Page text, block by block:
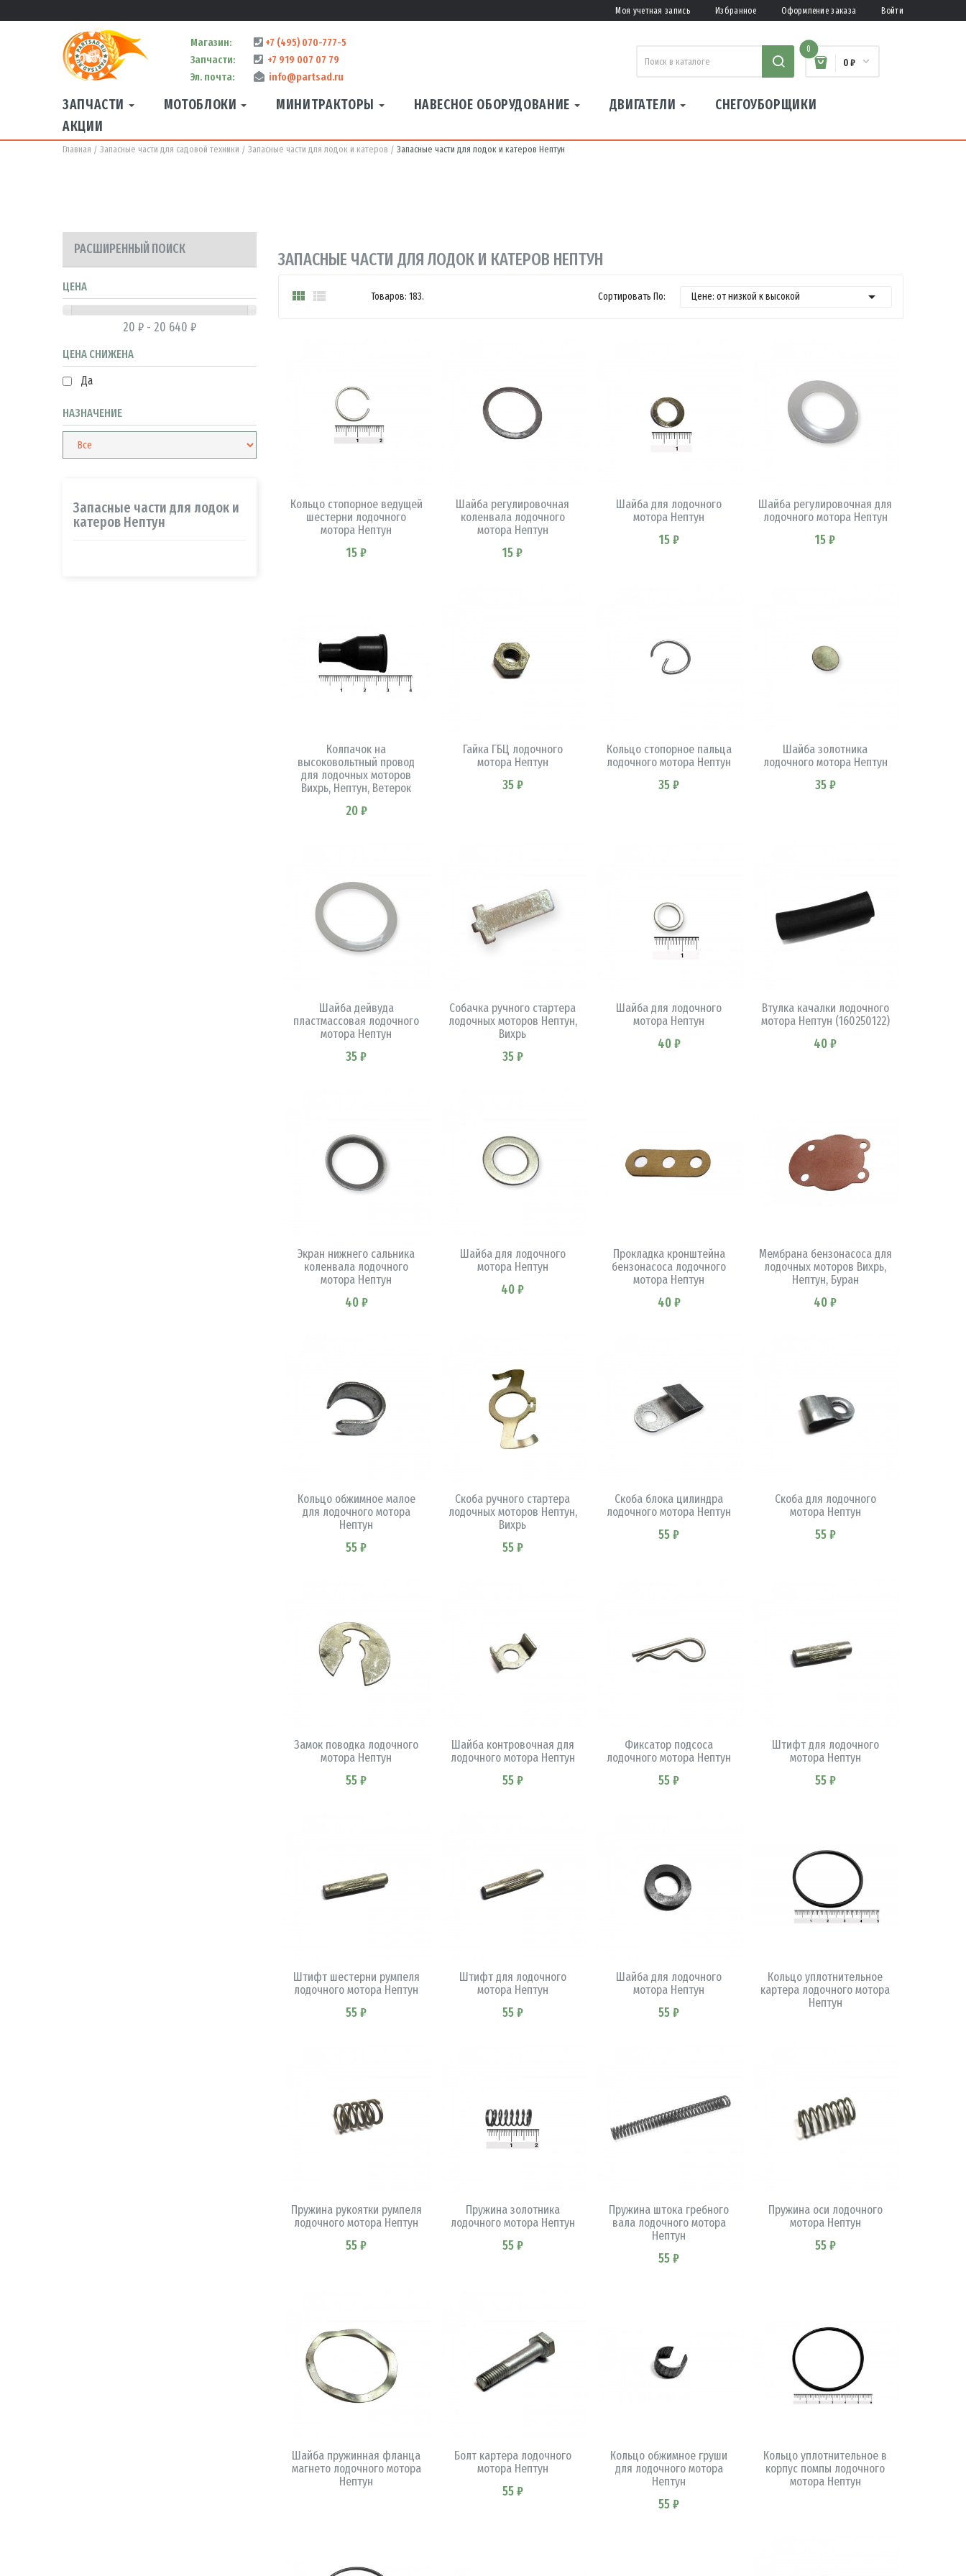
Моя учетная запись Избранное Оформление заказа Войти
Магазин:
+7 (495) 070-777-5
Запчасти:
+7 919 007 07 79
Эл. почта:
info@partsad.ru
0
0 ₽
ЗАПЧАСТИ МОТОБЛОКИ МИНИТРАКТОРЫ НАВЕСНОЕ ОБОРУДОВАНИЕ ДВИГАТЕЛИ
СНЕГОУБОРЩИКИ
АКЦИИ
Главная Запасные части для садовой техники Запасные части для лодок и катеров Запасные части для лодок и катеров Нептун
РАСШИРЕННЫЙ ПОИСК
ЦЕНА
20 ₽ - 20 640 ₽
ЦЕНА СНИЖЕНА
Да
НАЗНАЧЕНИЕ
Запасные части для лодок и
катеров Нептун
ЗАПАСНЫЕ ЧАСТИ ДЛЯ ЛОДОК И КАТЕРОВ НЕПТУН
  Товаров: 183. Сортировать По: Цене: от низкой к высокой 
Кольцо стопорное ведущей
шестерни лодочного
мотора Нептун
15 ₽
Шайба регулировочная
коленвала лодочного
мотора Нептун
15 ₽
Шайба для лодочного
мотора Нептун
15 ₽
Шайба регулировочная для
лодочного мотора Нептун
15 ₽
Колпачок на
высоковольтный провод
для лодочных моторов
Вихрь, Нептун, Ветерок
20 ₽
Гайка ГБЦ лодочного
мотора Нептун
35 ₽
Кольцо стопорное пальца
лодочного мотора Нептун
35 ₽
Шайба золотника
лодочного мотора Нептун
35 ₽
Шайба дейвуда
пластмассовая лодочного
мотора Нептун
35 ₽
Собачка ручного стартера
лодочных моторов Нептун,
Вихрь
35 ₽
Шайба для лодочного
мотора Нептун
40 ₽
Втулка качалки лодочного
мотора Нептун (160250122)
40 ₽
Экран нижнего сальника
коленвала лодочного
мотора Нептун
40 ₽
Шайба для лодочного
мотора Нептун
40 ₽
Прокладка кронштейна
бензонасоса лодочного
мотора Нептун
40 ₽
Мембрана бензонасоса для
лодочных моторов Вихрь,
Нептун, Буран
40 ₽
Кольцо обжимное малое
для лодочного мотора
Нептун
55 ₽
Скоба ручного стартера
лодочных моторов Нептун,
Вихрь
55 ₽
Скоба блока цилиндра
лодочного мотора Нептун
55 ₽
Скоба для лодочного
мотора Нептун
55 ₽
Замок поводка лодочного
мотора Нептун
55 ₽
Шайба контровочная для
лодочного мотора Нептун
55 ₽
Фиксатор подсоса
лодочного мотора Нептун
55 ₽
Штифт для лодочного
мотора Нептун
55 ₽
Штифт шестерни румпеля
лодочного мотора Нептун
55 ₽
Штифт для лодочного
мотора Нептун
55 ₽
Шайба для лодочного
мотора Нептун
55 ₽
Кольцо уплотнительное
картера лодочного мотора
Нептун
Пружина рукоятки румпеля
лодочного мотора Нептун
55 ₽
Пружина золотника
лодочного мотора Нептун
55 ₽
Пружина штока гребного
вала лодочного мотора
Нептун
55 ₽
Пружина оси лодочного
мотора Нептун
55 ₽
Шайба пружинная фланца
магнето лодочного мотора
Нептун
Болт картера лодочного
мотора Нептун
55 ₽
Кольцо обжимное груши
для лодочного мотора
Нептун
55 ₽
Кольцо уплотнительное в
корпус помпы лодочного
мотора Нептун